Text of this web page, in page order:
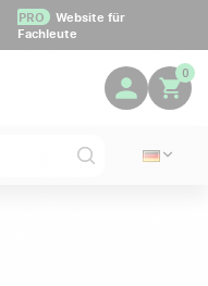
PRO
Website für
Fachleute
0